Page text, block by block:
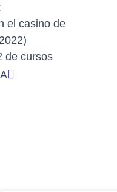
el casino de
de cursos